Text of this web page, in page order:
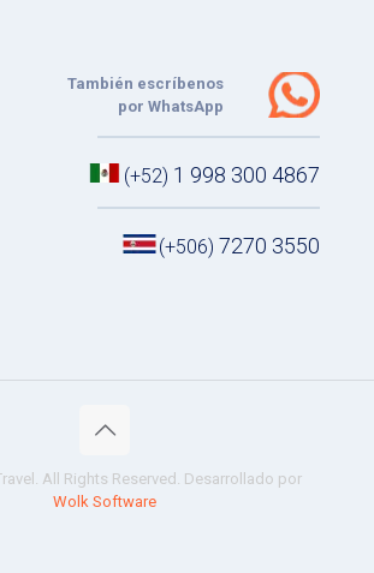
También escríbenos
por WhatsApp
(+52) 1 998 300 4867
(+506) 7270 3550
All Rights Reserved. Desarrollado por
Wolk Software